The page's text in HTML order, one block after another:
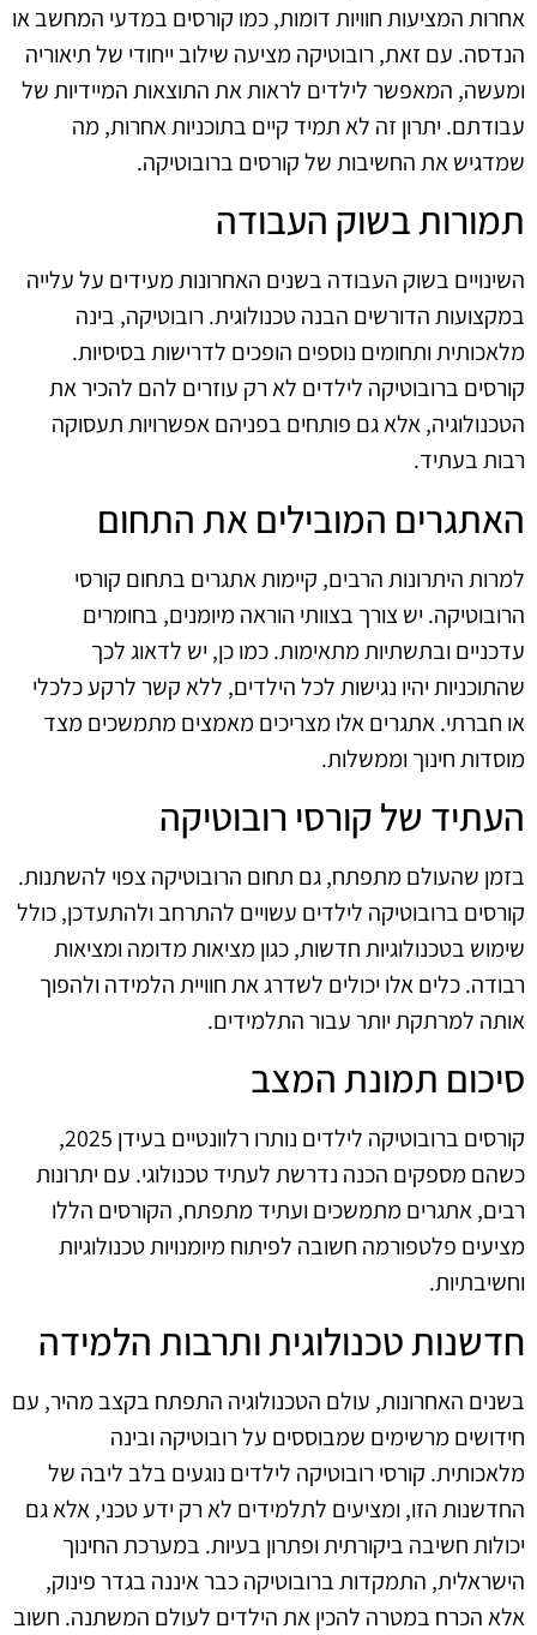
אחרות המציעות חוויות דומות, כמו קורסים במדעי המחשב או
הנדסה. עם זאת, רובוטיקה מציעה שילוב ייחודי של תיאוריה
ומעשה, המאפשר לילדים לראות את התוצאות המיידיות של
עבודתם. יתרון זה לא תמיד קיים בתוכניות אחרות, מה
שמדגיש את החשיבות של קורסים ברובוטיקה.
תמורות בשוק העבודה
השינויים בשוק העבודה בשנים האחרונות מעידים על עלייה
במקצועות הדורשים הבנה טכנולוגית. רובוטיקה, בינה
מלאכותית ותחומים נוספים הופכים לדרישות בסיסיות.
קורסים ברובוטיקה לילדים לא רק עוזרים להם להכיר את
הטכנולוגיה, אלא גם פותחים בפניהם אפשרויות תעסוקה
רבות בעתיד.
האתגרים המובילים את התחום
למרות היתרונות הרבים, קיימות אתגרים בתחום קורסי
הרובוטיקה. יש צורך בצוותי הוראה מיומנים, בחומרים
עדכניים ובתשתיות מתאימות. כמו כן, יש לדאוג לכך
שהתוכניות יהיו נגישות לכל הילדים, ללא קשר לרקע כלכלי
או חברתי. אתגרים אלו מצריכים מאמצים מתמשכים מצד
מוסדות חינוך וממשלות.
העתיד של קורסי רובוטיקה
בזמן שהעולם מתפתח, גם תחום הרובוטיקה צפוי להשתנות.
קורסים ברובוטיקה לילדים עשויים להתרחב ולהתעדכן, כולל
שימוש בטכנולוגיות חדשות, כגון מציאות מדומה ומציאות
רבודה. כלים אלו יכולים לשדרג את חוויית הלמידה ולהפוך
אותה למרתקת יותר עבור התלמידים.
סיכום תמונת המצב
קורסים ברובוטיקה לילדים נותרו רלוונטיים בעידן 2025,
כשהם מספקים הכנה נדרשת לעתיד טכנולוגי. עם יתרונות
רבים, אתגרים מתמשכים ועתיד מתפתח, הקורסים הללו
מציעים פלטפורמה חשובה לפיתוח מיומנויות טכנולוגיות
וחשיבתיות.
חדשנות טכנולוגית ותרבות הלמידה
בשנים האחרונות, עולם הטכנולוגיה התפתח בקצב מהיר, עם
חידושים מרשימים שמבוססים על רובוטיקה ובינה
מלאכותית. קורסי רובוטיקה לילדים נוגעים בלב ליבה של
החדשנות הזו, ומציעים לתלמידים לא רק ידע טכני, אלא גם
יכולות חשיבה ביקורתית ופתרון בעיות. במערכת החינוך
הישראלית, התמקדות ברובוטיקה כבר איננה בגדר פינוק,
אלא הכרח במטרה להכין את הילדים לעולם המשתנה. חשוב